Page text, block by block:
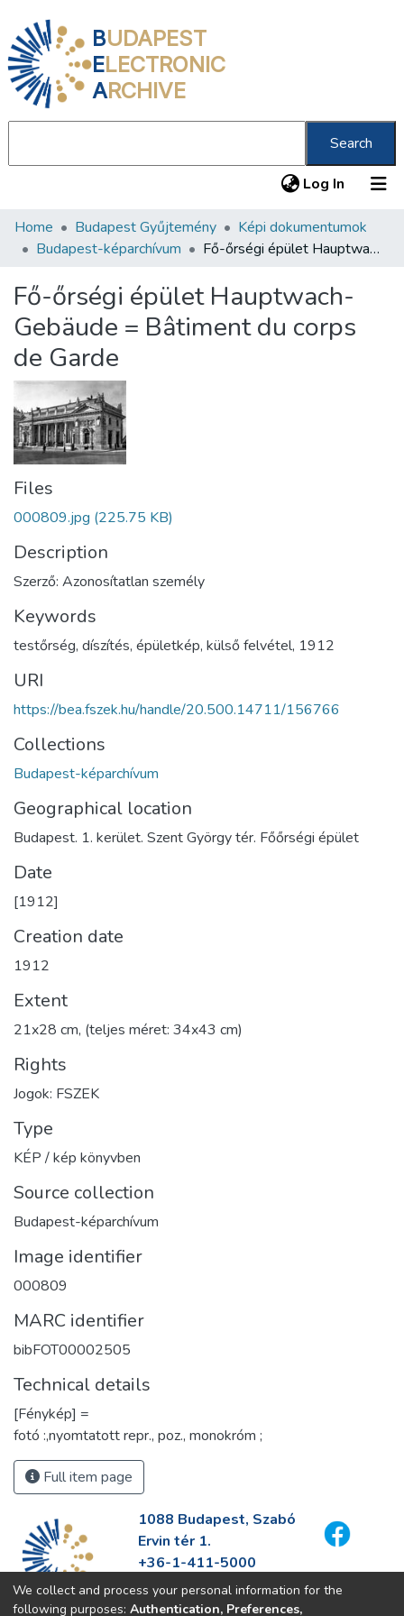
BUDAPEST
ELECTRONIC
ARCHIVE
Search
Log In (current)
Communities & Collections
Statistics
About us
Home Budapest Gyűjtemény
Képi dokumentumok
Budapest-képarchívum
Fő-őrségi épület Hauptwach-Gebäude = Bâtiment du corps de Garde
Fő-őrségi épület Hauptwach-
Gebäude = Bâtiment du corps
de Garde
Files
000809.jpg (225.75 KB)
Description
Szerző: Azonosítatlan személy
Keywords
testőrség, díszítés, épületkép, külső felvétel, 1912
URI
https://bea.fszek.hu/handle/20.500.14711/156766
Collections
Budapest-képarchívum
Geographical location
Budapest. 1. kerület. Szent György tér. Főőrségi épület
Date
[1912]
Creation date
1912
Extent
21x28 cm, (teljes méret: 34x43 cm)
Rights
Jogok: FSZEK
Type
KÉP / kép könyvben
Source collection
Budapest-képarchívum
Image identifier
000809
MARC identifier
bibFOT00002505
Technical details
[Fénykép] =
fotó :,nyomtatott repr., poz., monokróm ;
Full item page
1088 Budapest, Szabó
Ervin tér 1.
+36-1-411-5000
info@fszek.hu
https://fszek.hu
We collect and process your personal information for the
following purposes: Authentication, Preferences,